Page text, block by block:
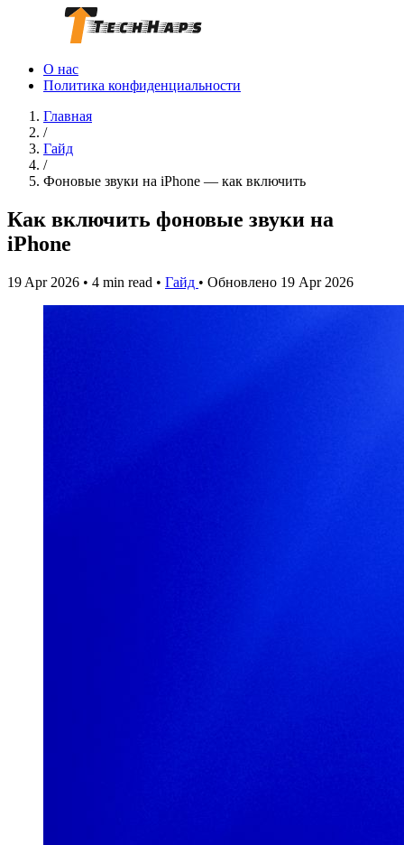
О нас
Политика конфиденциальности
Главная
/
Гайд
/
Фоновые звуки на iPhone — как включить
Как включить фоновые звуки на
iPhone
19 Apr 2026 • 4 min read • Гайд • Обновлено 19 Apr 2026